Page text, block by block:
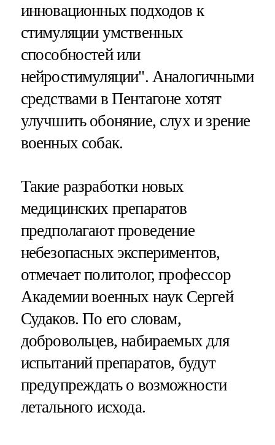
инновационных подходов к
стимуляции умственных
способностей или
нейростимуляции". Аналогичными
средствами в Пентагоне хотят
улучшить обоняние, слух и зрение
военных собак.
Такие разработки новых
медицинских препаратов
предполагают проведение
небезопасных экспериментов,
отмечает политолог, профессор
Академии военных наук Сергей
Судаков. По его словам,
добровольцев, набираемых для
испытаний препаратов, будут
предупреждать о возможности
летального исхода.